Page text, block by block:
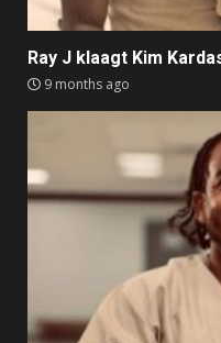
Ray J klaagt Kim
9 months ago